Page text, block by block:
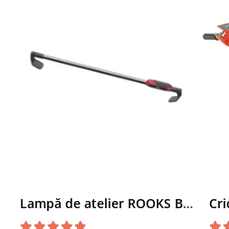
Chei cu clichet
Compresoare
Polizoare biax
Lampă de atelier ROOKS B2 HYBRID pentru capotă, 2000 lumeni, 5000 mAh